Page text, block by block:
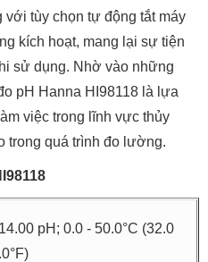
với tùy chọn tự động tắt máy
kích hoạt, mang lại sự tiện
sử dụng. Nhờ vào những
pH Hanna HI98118 là lựa
việc trong lĩnh vực thủy
trong quá trình đo lường.
pH; 0.0 - 50.0°C (32.0